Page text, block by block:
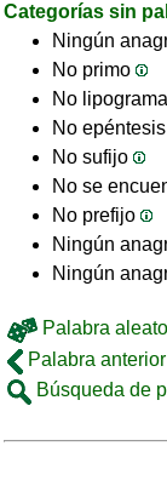
Categorías sin
Ningún
No primo
No lipograma
No epéntesis
No sufijo
No se
No prefijo
Ningún
Ningún
Palabra
Palabra anterior
Búsqueda de